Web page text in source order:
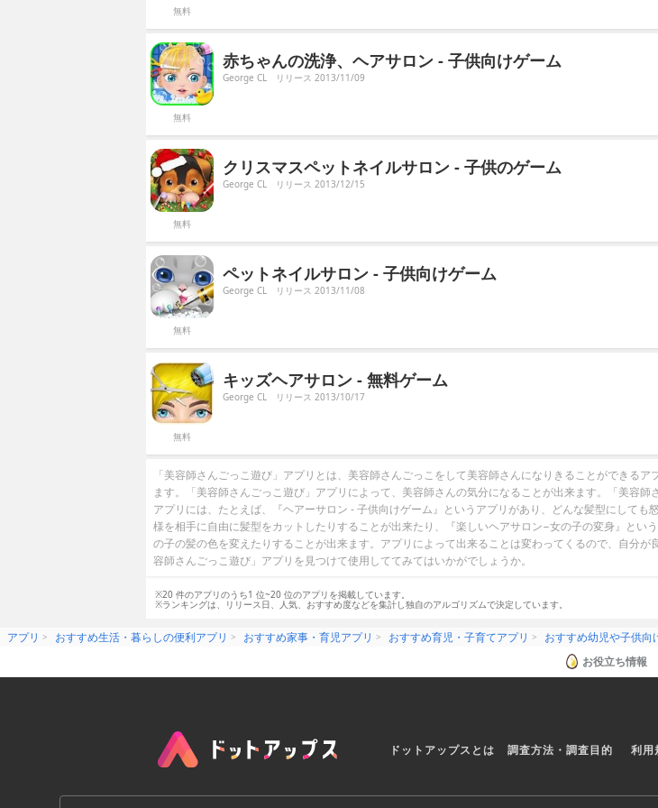
無料
無料
赤ちゃんの洗浄、ヘアサロン - 子供向けゲーム
George CL リリース 2013/11/09
無料
クリスマスペットネイルサロン - 子供のゲーム
George CL リリース 2013/12/15
無料
ペットネイルサロン - 子供向けゲーム
George CL リリース 2013/11/08
無料
キッズヘアサロン - 無料ゲーム
George CL リリース 2013/10/17
「美容師さんごっこ遊び」アプリとは、美容師さんごっこをして美容師さんになりきることができるア
ます。「美容師さんごっこ遊び」アプリによって、美容師さんの気分になることが出来ます。「美容師
アプリには、たとえば、『ヘアーサロン - 子供向けゲーム』というアプリがあり、どんな髪型にしても
様を相手に自由に髪型をカットしたりすることが出来たり、『楽しいヘアサロン−女の子の変身』とい
の子の髪の色を変えたりすることが出来ます。アプリによって出来ることは変わってくるので、自分が
容師さんごっこ遊び」アプリを見つけて使用しててみてはいかがでしょうか。
※20 件のアプリのうち1 位~20 位のアプリを掲載しています。
※ランキングは、リリース日、人気、おすすめ度などを集計し独自のアルゴリズムで決定しています。
アプリ おすすめ生活・暮らしの便利アプリ おすすめ家事・育児アプリ おすすめ育児・子育てアプリ おすすめ幼児や子供向
お役立ち情報
ドットアップスとは 調査方法・調査目的 利用